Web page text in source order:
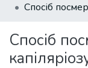
Statistics
Спосіб